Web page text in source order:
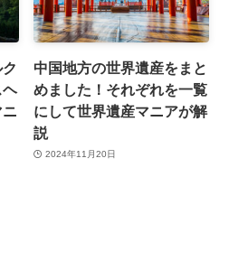
ヘ
中国地方の世界遺産をまと
めました！それぞれを一覧
にして世界遺産マニアが解
説
2024年11月20日